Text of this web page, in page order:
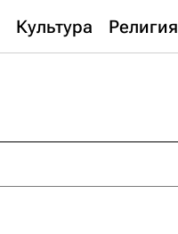
Культура Религия